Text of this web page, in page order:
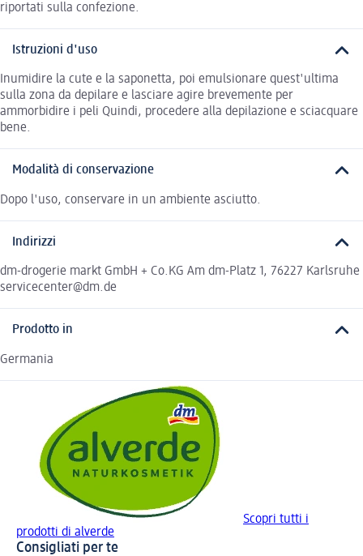
riportati sulla confezione.
Istruzioni d'uso
Inumidire la cute e la saponetta, poi emulsionare quest'ultima
sulla zona da depilare e lasciare agire brevemente per
ammorbidire i peli Quindi, procedere alla depilazione e sciacquare
bene.
Modalità di conservazione
Dopo l'uso, conservare in un ambiente asciutto.
Indirizzi
dm-drogerie markt GmbH + Co.KG Am dm-Platz 1, 76227 Karlsruhe
servicecenter@dm.de
Prodotto in
Germania
Scopri tutti i
prodotti di alverde
Consigliati per te